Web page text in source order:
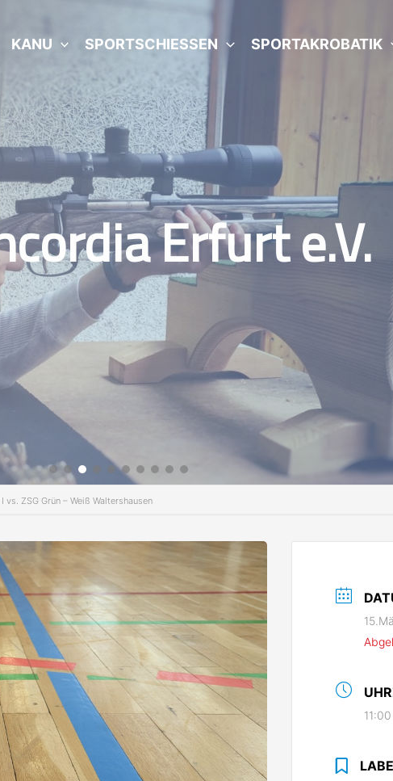
KANU SPORTSCHIESSEN SPORTAKROBATIK
Erfurt e.V.
vs. ZSG Grün – Weiß Waltershausen